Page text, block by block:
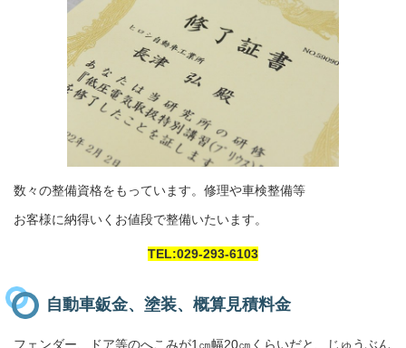
数々の整備資格をもっています。修理や車検整備等
お客様に納得いくお値段で整備いたいます。
TEL:029-293-6103
自動車鈑金、塗装、概算見積料金
フェンダー、ドア等のへこみが1㎝幅20㎝くらいだと、じゅうぶん